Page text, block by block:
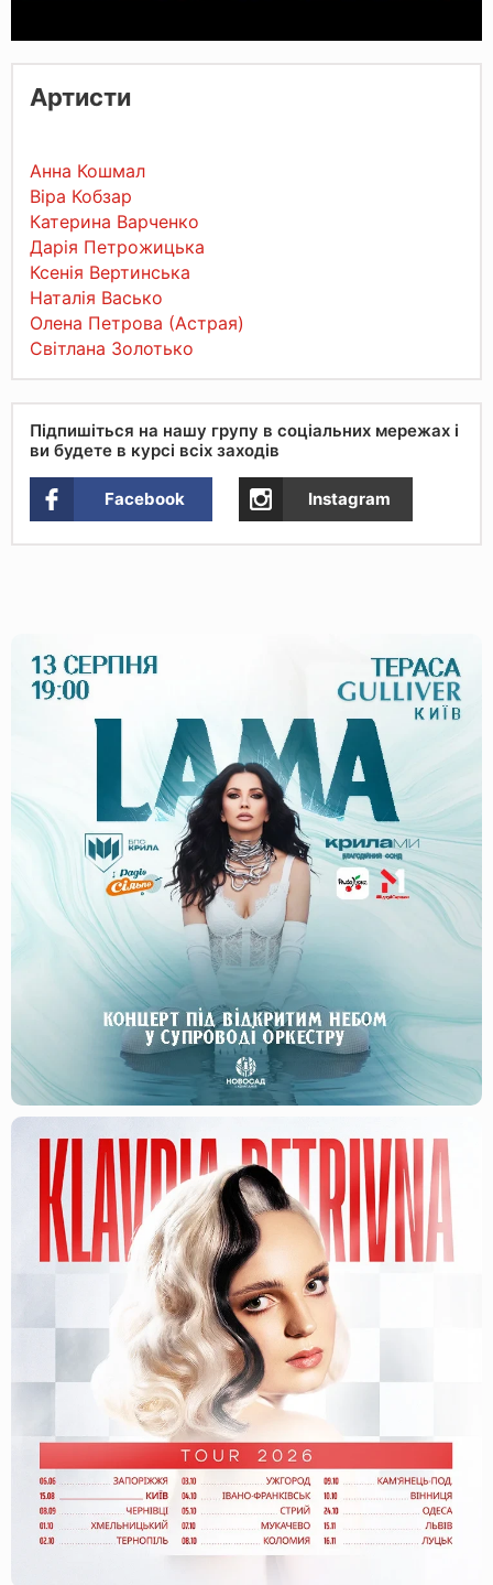
Артисти
Анна Кошмал
Віра Кобзар
Катерина Варченко
Дарія Петрожицька
Ксенія Вертинська
Наталія Васько
Олена Петрова (Астрая)
Світлана Золотько
Підпишіться на нашу групу в соціальних мережах і
ви будете в курсі всіх заходів
Facebook Instagram